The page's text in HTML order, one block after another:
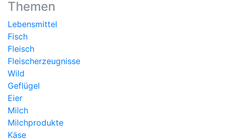
Themen
Lebensmittel
Fisch
Fleisch
Fleischerzeugnisse
Wild
Geflügel
Eier
Milch
Milchprodukte
Käse